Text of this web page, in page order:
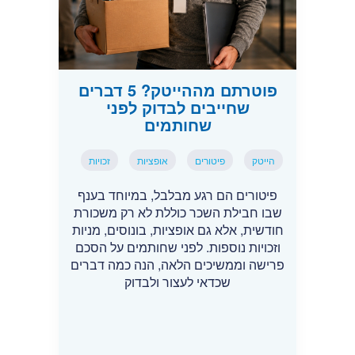
פוטרתם מההייטק? 5 דברים
שחייבים לבדוק לפני
שחותמים
הייטק פיטורים אופציות זכויות
פיטורים הם רגע מבלבל, במיוחד בענף
שבו חבילת השכר כוללת לא רק משכורת
חודשית, אלא גם אופציות, בונוסים, מניות
וזכויות נוספות. לפני שחותמים על הסכם
פרישה וממשיכים הלאה, הנה כמה דברים
שכדאי לעצור ולבדוק